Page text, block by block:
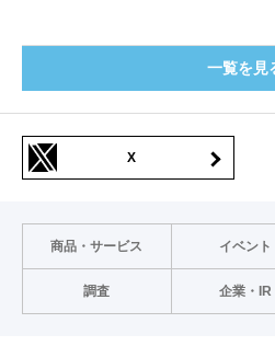
一覧を見
X
商品・サービス イベント
調査 企業・IR